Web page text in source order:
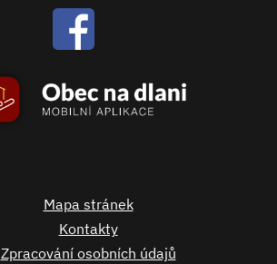
Mapa stránek
Kontakty
Zpracování osobních údajů